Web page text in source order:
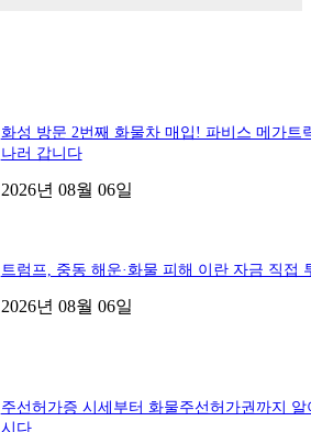
화성 방문 2번째 화물차 매입! 파비스 메가트
나러 갑니다
2026년 08월 06일
트럼프, 중동 해운·화물 피해 이란 자금 직접
2026년 08월 06일
주선허가증 시세부터 화물주선허가권까지 알
시다